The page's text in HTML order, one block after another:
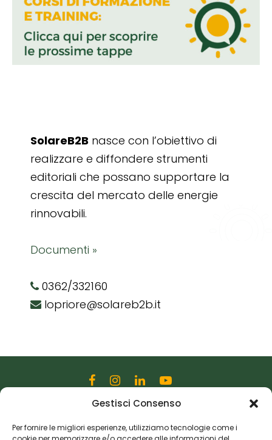
Gestisci Consenso
Per fornire le migliori esperienze, utilizziamo tecnologie come i
SolareB2B nasce con l’obiettivo di
realizzare e diffondere strumenti
editoriali che possano supportare la
crescita del mercato delle energie
rinnovabili.
Documenti »
0362/332160
lopriore@solareb2b.it
Via Martiri della Libertà, 28